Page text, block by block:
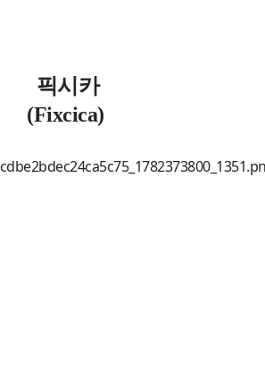
픽시카
(Fixcica)